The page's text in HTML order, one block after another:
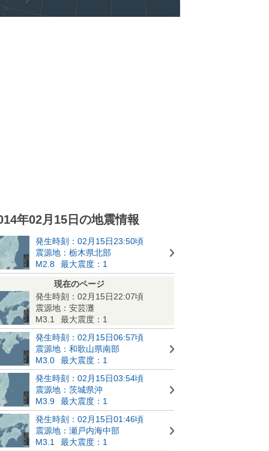
年02月15日の地震情報
発生時刻：02月15日23:50頃
震源地：栃木県北部
M2.8
最大震度：1
現在のページ
発生時刻：02月15日22:07頃
震源地：安芸灘
M3.1
最大震度：1
発生時刻：02月15日06:57頃
震源地：和歌山県南部
M3.0
最大震度：1
発生時刻：02月15日03:54頃
震源地：茨城県沖
M3.9
最大震度：1
発生時刻：02月15日01:46頃
震源地：瀬戸内海中部
M3.1
最大震度：1